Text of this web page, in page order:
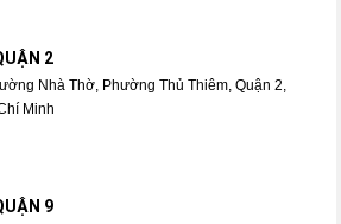
2
Nhà Thờ, Phường Thủ Thiêm, Quận 2,
Minh
9